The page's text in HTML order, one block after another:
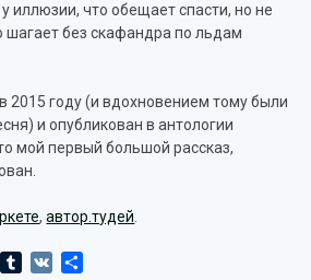
иллюзии, что обещает спасти, но не
шагает без скафандра по льдам
2015 году (и вдохновением тому были
и опубликован в антологии
мой первый большой рассказ,
,автор.тудей
LiveJournal
Tumblr
VK